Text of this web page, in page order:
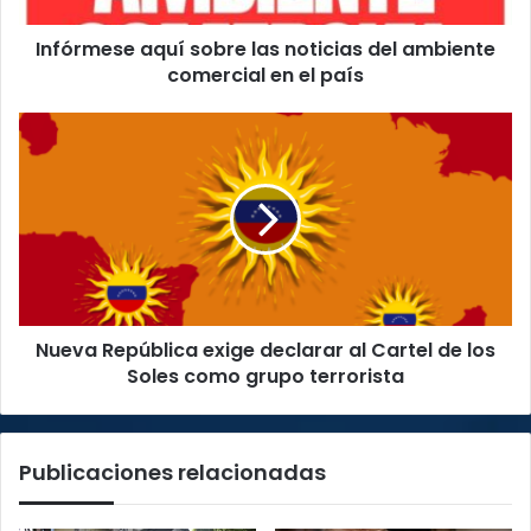
en
Infórmese aquí sobre las noticias del ambiente
comercial en el país
Nueva
República
Soles
como
Nueva República exige declarar al Cartel de los
Soles como grupo terrorista
Publicaciones relacionadas